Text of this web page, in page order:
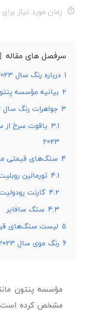
زمان مورد نیاز
سرفصل های مقاله
1 درباره رنگ سال 2023 چه می‌دانیم؟
2 بیانیه مؤسسه
3 جواهرات رنگ سال 2023
3.1 یاقوت سرخ
2023
4 سنگ‌های قیمتی
4.1 تورمالین
4.2 گارنت
4.3 سنگ سافایر
5 لیست سنگ‌های
6 رنگ موی سال 2023
مشخص کرده است